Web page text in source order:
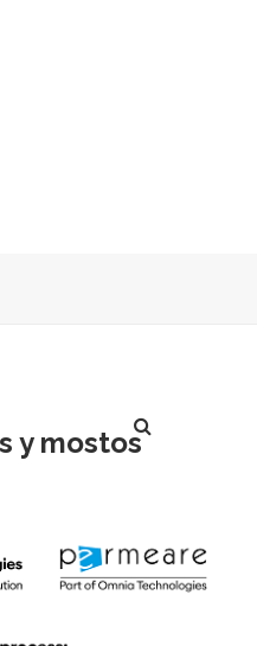
y mostos